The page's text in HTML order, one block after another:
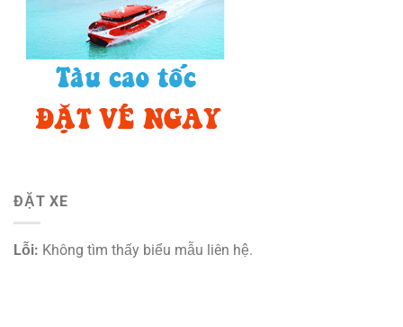
ĐẶT XE
Lỗi: Không tìm thấy biểu mẫu liên hệ.